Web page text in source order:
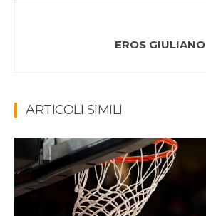
EROS GIULIANO
ARTICOLI SIMILI